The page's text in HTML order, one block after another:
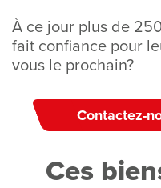
À ce jour plus de
fait confiance pour
vous le prochain?
Contactez-
Ces